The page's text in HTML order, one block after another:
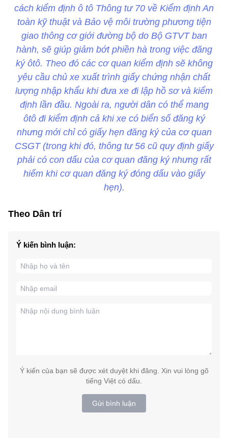
cách kiểm định ô tô Thông tư 70 về Kiểm định An
toàn kỹ thuật và Bảo vệ môi trường phương tiện
giao thông cơ giới đường bộ do Bộ GTVT ban
hành, sẽ giúp giảm bớt phiền hà trong việc đăng
ký ôtô. Theo đó các cơ quan kiểm định sẽ không
yêu cầu chủ xe xuất trình giấy chứng nhận chất
lượng nhập khẩu khi đưa xe đi lập hồ sơ và kiểm
định lần đầu. Ngoài ra, người dân có thể mang
ôtô đi kiểm định cả khi xe có biển số đăng ký
nhưng mới chỉ có giấy hẹn đăng ký của cơ quan
CSGT (trong khi đó, thông tư 56 cũ quy định giấy
phải có con dấu của cơ quan đăng ký nhưng rất
hiếm khi cơ quan đăng ký đóng dấu vào giấy
hẹn).
Theo Dân trí
Ý kiến bình luận:
Ý kiến của bạn sẽ được xét duyệt khi đăng. Xin vui lòng gõ
tiếng Việt có dấu.
Gửi bình luận